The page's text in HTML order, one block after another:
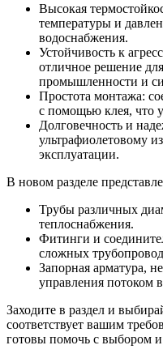
Высокая
температуры и
водоснабжения.
Устойчивость к
отличное решение
промышленности и
Простота монтажа:
с помощью клея, что
Долговечность и
ультрафиолетовому
эксплуатации.
В новом разделе
Трубы различных
теплоснабжения.
Фитинги и
сложных
Запорная арматура,
управления потоком
Заходите в раздел и
соответствует вашим
готовы помочь с выбором